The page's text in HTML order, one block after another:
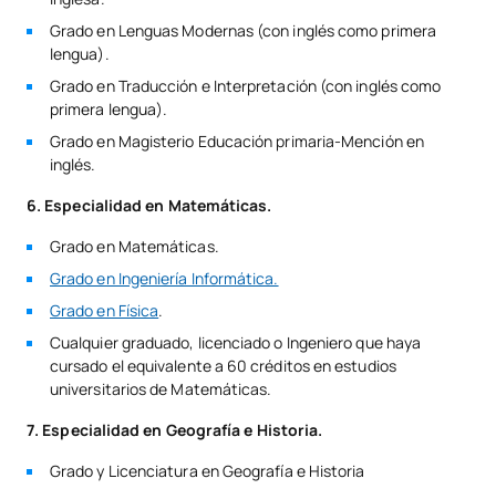
Grado en Lenguas Modernas (con inglés como primera
lengua).
Grado en Traducción e Interpretación (con inglés como
primera lengua).
Grado en Magisterio Educación primaria-Mención en
inglés.
6. Especialidad en Matemáticas.
Grado en Matemáticas.
Grado en Ingeniería Informática.
Grado en Física.
Cualquier graduado, licenciado o Ingeniero que haya
cursado el equivalente a 60 créditos en estudios
universitarios de Matemáticas.
7. Especialidad en Geografía e Historia.
Grado y Licenciatura en Geografía e Historia